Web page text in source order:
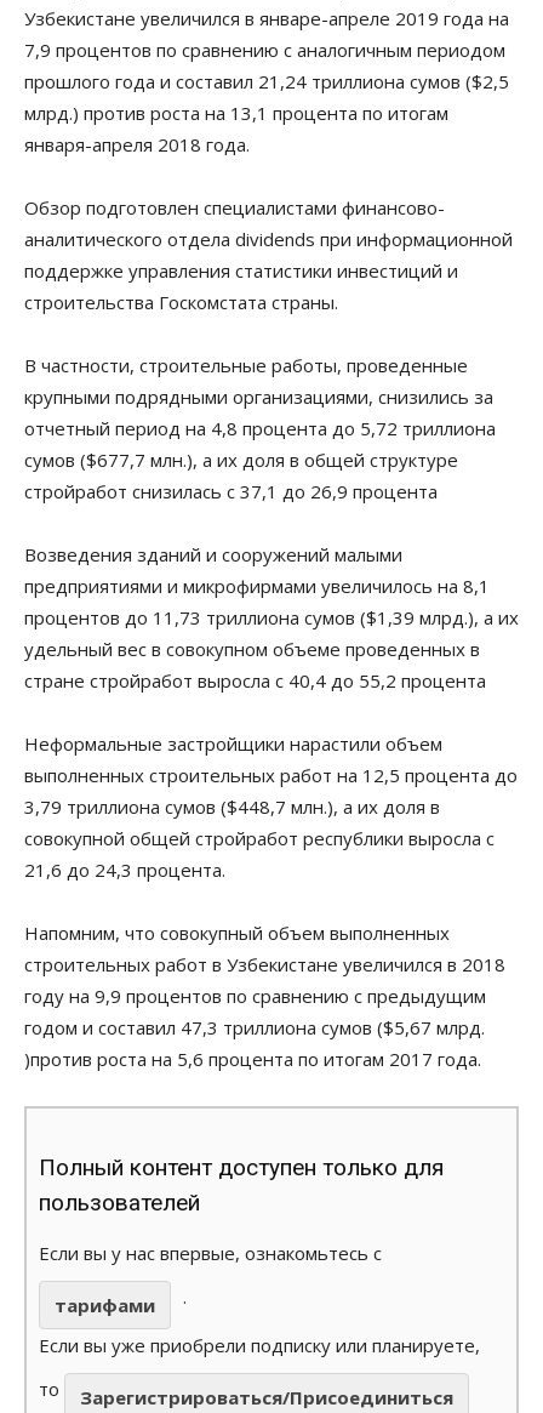
Узбекистане увеличился в январе-апреле 2019 года на
7,9 процентов по сравнению с аналогичным периодом
прошлого года и составил 21,24 триллиона сумов ($2,5
млрд.) против роста на 13,1 процента по итогам
января-апреля 2018 года.
Обзор подготовлен специалистами финансово-
аналитического отдела dividends при информационной
поддержке управления статистики инвестиций и
строительства Госкомстата страны.
В частности, строительные работы, проведенные
крупными подрядными организациями, снизились за
отчетный период на 4,8 процента до 5,72 триллиона
сумов ($677,7 млн.), а их доля в общей структуре
стройработ снизилась с 37,1 до 26,9 процента
Возведения зданий и сооружений малыми
предприятиями и микрофирмами увеличилось на 8,1
процентов до 11,73 триллиона сумов ($1,39 млрд.), а их
удельный вес в совокупном объеме проведенных в
стране стройработ выросла с 40,4 до 55,2 процента
Неформальные застройщики нарастили объем
выполненных строительных работ на 12,5 процента до
3,79 триллиона сумов ($448,7 млн.), а их доля в
совокупной общей стройработ республики выросла с
21,6 до 24,3 процента.
Напомним, что совокупный объем выполненных
строительных работ в Узбекистане увеличился в 2018
году на 9,9 процентов по сравнению с предыдущим
годом и составил 47,3 триллиона сумов ($5,67 млрд.
)против роста на 5,6 процента по итогам 2017 года.
Полный контент доступен только для
пользователей
Если вы у нас впервые, ознакомьтесь с
тарифами
.
Если вы уже приобрели подписку или планируете,
то
Зарегистрироваться/Присоединиться